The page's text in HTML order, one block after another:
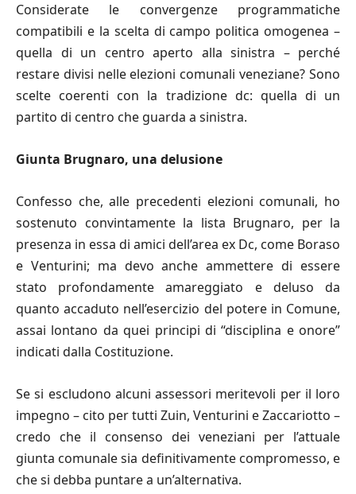
Considerate le convergenze programmatiche
compatibili e la scelta di campo politica omogenea –
quella di un centro aperto alla sinistra – perché
restare divisi nelle elezioni comunali veneziane? Sono
scelte coerenti con la tradizione dc: quella di un
partito di centro che guarda a sinistra.
Giunta Brugnaro, una delusione
Confesso che, alle precedenti elezioni comunali, ho
sostenuto convintamente la lista Brugnaro, per la
presenza in essa di amici dell’area ex Dc, come Boraso
e Venturini; ma devo anche ammettere di essere
stato profondamente amareggiato e deluso da
quanto accaduto nell’esercizio del potere in Comune,
assai lontano da quei principi di “disciplina e onore”
indicati dalla Costituzione.
Se si escludono alcuni assessori meritevoli per il loro
impegno – cito per tutti Zuin, Venturini e Zaccariotto –
credo che il consenso dei veneziani per l’attuale
giunta comunale sia definitivamente compromesso, e
che si debba puntare a un’alternativa.